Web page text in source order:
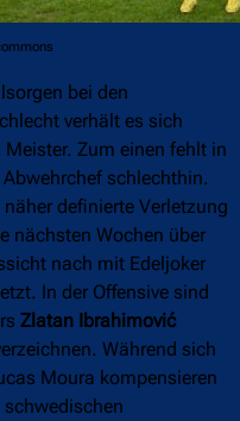
bei den
verhält es sich
Zum einen fehlt in
Abwehrchef schlechthin.
definierte Verletzung
nächsten Wochen über
nach mit Edeljoker
In der Offensive sind
Zlatan Ibrahimović
Während sich
Moura kompensieren